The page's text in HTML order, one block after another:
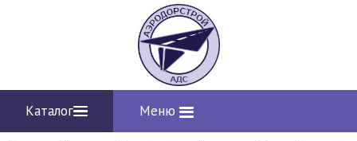
Каталог Меню